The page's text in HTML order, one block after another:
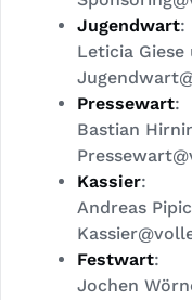
Jugendwart:
Leticia
Pressewart:
Bastian
Kassier:
Andreas
Festwart:
Jochen